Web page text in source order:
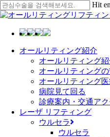
Skip
to
main
content
Hit
Close
Menu
オールリティング紹介
オールリティング紹
オールリティング
オールリティング医
病院見て回る
診療案内・交通アク
レーザ リフティング
ウルセラ
ウルセラ